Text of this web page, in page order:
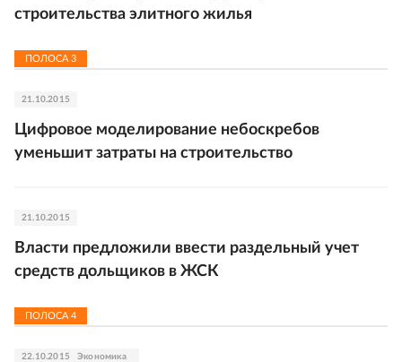
строительства элитного жилья
ПОЛОСА 3
21.10.2015
Цифровое моделирование небоскребов
уменьшит затраты на строительство
21.10.2015
Власти предложили ввести раздельный учет
средств дольщиков в ЖСК
ПОЛОСА 4
22.10.2015 Экономика